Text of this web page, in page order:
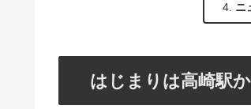
ニ
はじまりは高崎駅